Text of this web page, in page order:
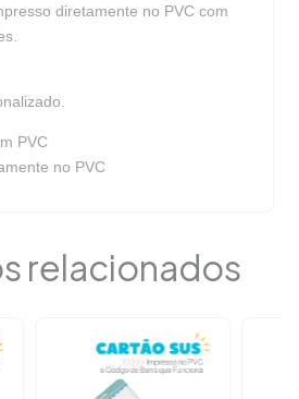
diretamente no PVC com
PVC
no PVC
relacionados